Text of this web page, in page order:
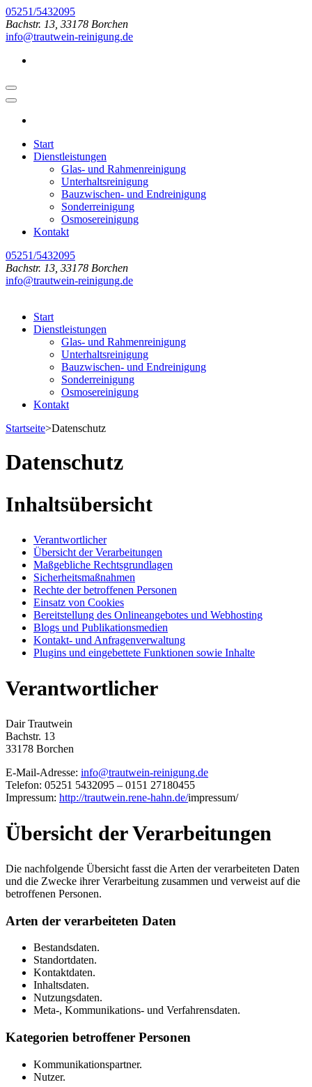
Zum
Inhalt
springen
drücken)
05251/5432095
Bachstr. 13, 33178 Borchen
info@trautwein-reinigung.de
Start
Dienstleistungen
Glas- und Rahmenreinigung
Unterhaltsreinigung
Bauzwischen- und Endreinigung
Sonderreinigung
Osmosereinigung
Kontakt
05251/5432095
Bachstr. 13, 33178 Borchen
info@trautwein-reinigung.de
Start
Dienstleistungen
Glas- und Rahmenreinigung
Unterhaltsreinigung
Bauzwischen- und Endreinigung
Sonderreinigung
Osmosereinigung
Kontakt
Startseite>Datenschutz
Datenschutz
Inhaltsübersicht
Verantwortlicher
Übersicht der Verarbeitungen
Maßgebliche Rechtsgrundlagen
Sicherheitsmaßnahmen
Rechte der betroffenen Personen
Einsatz von Cookies
Bereitstellung des Onlineangebotes und Webhosting
Blogs und Publikationsmedien
Kontakt- und Anfragenverwaltung
Plugins und eingebettete Funktionen sowie Inhalte
Verantwortlicher
Dair Trautwein
Bachstr. 13
33178 Borchen
E-Mail-Adresse: info@trautwein-reinigung.de
Telefon: 05251 5432095 – 0151 27180455
Impressum: http://trautwein.rene-hahn.de/impressum/
Übersicht der Verarbeitungen
Die nachfolgende Übersicht fasst die Arten der verarbeiteten Daten
und die Zwecke ihrer Verarbeitung zusammen und verweist auf die
betroffenen Personen.
Arten der verarbeiteten Daten
Bestandsdaten.
Standortdaten.
Kontaktdaten.
Inhaltsdaten.
Nutzungsdaten.
Meta-, Kommunikations- und Verfahrensdaten.
Kategorien betroffener Personen
Kommunikationspartner.
Nutzer.